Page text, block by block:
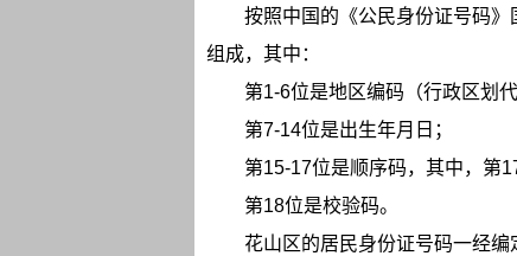
按照中国的《公民身份证号码
组成，其中：
第1-6位是地区编码（行政区划
第7-14位是出生年月日；
第15-17位是顺序码，其中，第
第18位是校验码。
花山区的居民身份证号码一经